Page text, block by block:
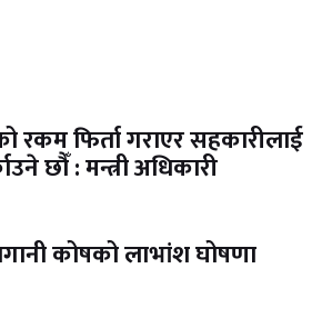
रकम फिर्ता गराएर सहकारीलाई
छौँ : मन्त्री अधिकारी
कोषको लाभांश घोषणा